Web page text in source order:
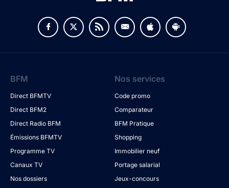
BFM
Direct BFMTV
Direct BFM2
Direct Radio BFM
Émissions BFMTV
Programme TV
Canaux TV
Nos dossiers
Nos services
Code promo
Comparateur
BFM Pratique
Shopping
Immobilier neuf
Portage salarial
Jeux-concours